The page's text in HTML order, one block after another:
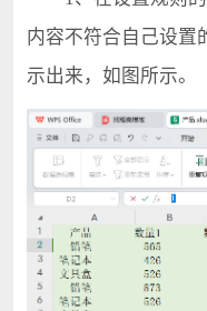
内容不符合自己设置
示出来，如图所示。